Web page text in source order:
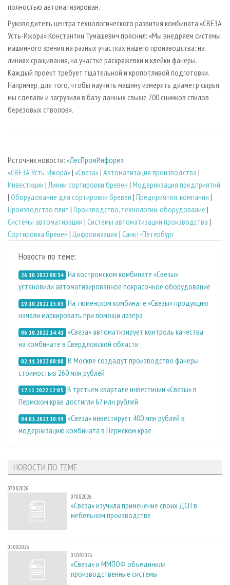
полностью автоматизирован.
Руководитель центра технологического развития комбината «СВЕЗА
Усть-Ижора» Константин Тумашевич пояснил: «Мы внедряем системы
машинного зрения на разных участках нашего производства: на
линиях сращивания, на участке раскряжевки и клейки фанеры.
Каждый проект требует тщательной и кропотливой подготовки.
Например, для того, чтобы научить машину измерять диаметр сырья,
мы сделали и загрузили в базу данных свыше 700 снимков спилов
березовых стволов».
Источник новости: «ЛесПромИнформ»
«СВЕЗА Усть-Ижора»| «Свеза»| Автоматизация производства |
Инвестиции |Линии сортировки бревен | Модернизация предприятий
| Оборудование для сортировки бревен | Предприятия, компании |
Производство плит | Производство, технологии, оборудование |
Системы автоматизации | Системы автоматизации производства |
Сортировка бревен | Цифровизация | Санкт-Петербург
Новости по теме:
26.10.2022 08:34 На костромском комбинате «Свезы»
установили автоматизированное покрасочное оборудование
19.10.2022 15:03 На тюменском комбинате «Свезы» продукцию
начали маркировать при помощи лазера
06.10.2022 14:41 «Свеза» автоматизирует контроль качества
на комбинате в Свердловской области
02.11.2022 08:08 В Москве создадут производство фанеры
стоимостью 260 млн рублей
17.11.2022 12:05 В третьем квартале инвестиции «Свезы» в
Пермском крае достигли 67 млн рублей
04.05.2023 10:59 «Свеза» инвестирует 400 млн рублей в
модернизацию комбината в Пермском крае
НОВОСТИ ПО ТЕМЕ
07.08.2026
07.08.2026
«Свеза» изучила применение своих ДСП в
мебельном производстве
05.08.2026
05.08.2026
«Свеза» и ММПОФ объединили
производственные системы